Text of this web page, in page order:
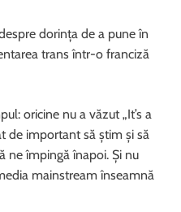
dorința de a pune în
trans într-o franciză
oricine nu a văzut „It’s a
de important să știm și să
ne împingă înapoi. Și nu
mainstream înseamnă